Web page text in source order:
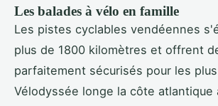
Les balades à vélo en famille
Les pistes cyclables vendéennes
plus de 1800 kilomètres et offrent
parfaitement sécurisés pour les
Vélodyssée longe la côte atlantique